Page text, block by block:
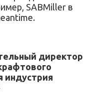
SABMiller в
директор
индустрия